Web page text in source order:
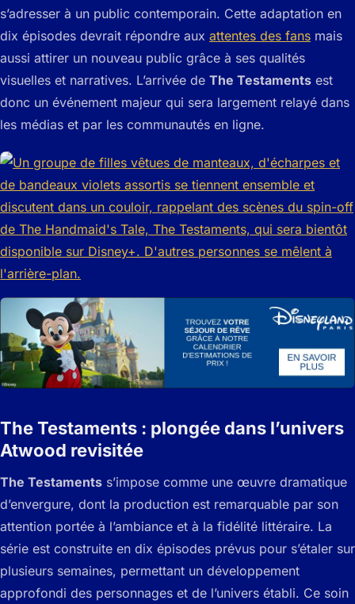
s’adresser à un public contemporain. Cette adaptation en
dix épisodes devrait répondre aux attentes des fans mais
aussi attirer un nouveau public grâce à ses qualités
visuelles et narratives. L’arrivée de The Testaments est
donc un événement majeur qui sera largement relayé dans
les médias et par les communautés en ligne.
The Testaments : plongée dans l’univers
Atwood revisitée
The Testaments s’impose comme une œuvre dramatique
d’envergure, dont la production est remarquable par son
attention portée à l’ambiance et à la fidélité littéraire. La
série est construite en dix épisodes prévus pour s’étaler sur
plusieurs semaines, permettant un développement
approfondi des personnages et de l’univers établi. Ce soin